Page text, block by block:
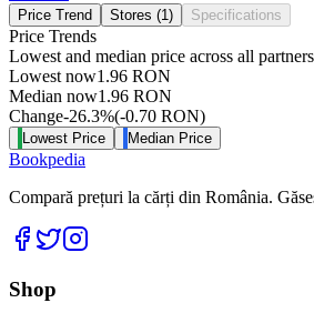
Price Trend Stores (1) Specifications
Price Trends
Lowest and median price across all
Lowest now1.96 RON
Median now1.96 RON
Change-26.3%(-0.70 RON)
Lowest Price Median Price
Bookpedia
Compară prețuri la cărți din România.
Facebook
Twitter
Shop